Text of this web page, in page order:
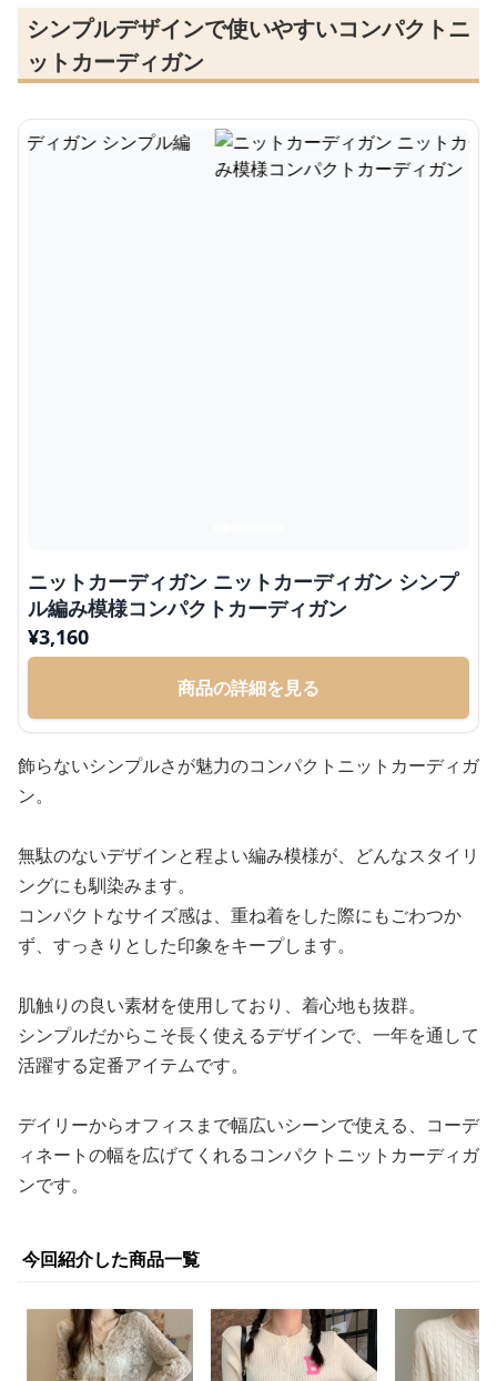
シンプルデザインで使いやすいコンパクトニ
ットカーディガン
ニットカーディガン ニットカーディガン シンプ
ル編み模様コンパクトカーディガン
¥3,160
商品の詳細を見る
飾らないシンプルさが魅力のコンパクトニットカーディガ
ン。
無駄のないデザインと程よい編み模様が、どんなスタイリ
ングにも馴染みます。
コンパクトなサイズ感は、重ね着をした際にもごわつか
ず、すっきりとした印象をキープします。
肌触りの良い素材を使用しており、着心地も抜群。
シンプルだからこそ長く使えるデザインで、一年を通して
活躍する定番アイテムです。
デイリーからオフィスまで幅広いシーンで使える、コーデ
ィネートの幅を広げてくれるコンパクトニットカーディガ
ンです。
今回紹介した商品一覧